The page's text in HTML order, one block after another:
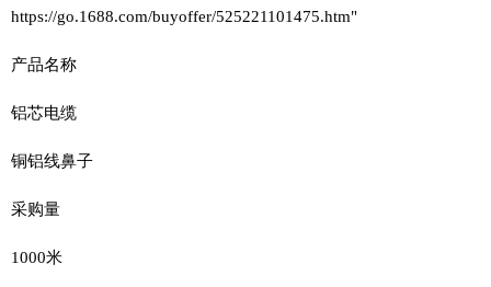
https://go.1688.com/buyoffer/525221101475.htm"
产品名称
铝芯电缆
铜铝线鼻子
采购量
1000米